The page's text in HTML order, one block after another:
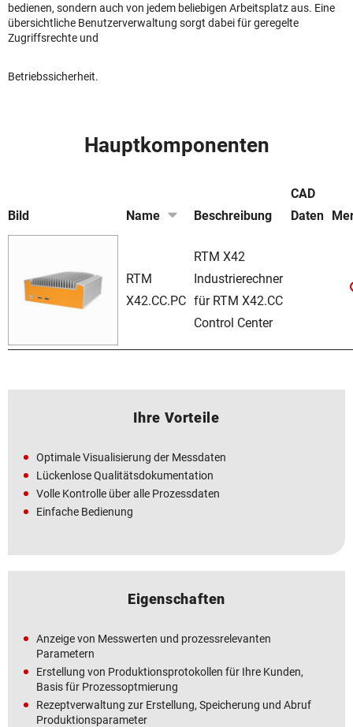
bedienen, sondern auch von jedem beliebigen Arbeitsplatz aus. Eine
übersichtliche Benutzerverwaltung sorgt dabei für geregelte
Zugriffsrechte und
Betriebssicherheit.
Hauptkomponenten
Bild Name Beschreibung
CAD
Daten
RTM
X42.CC.PC
RTM X42
Industrierechner
für RTM X42.CC
Control Center
Ihre Vorteile
Optimale Visualisierung der Messdaten
Lückenlose Qualitätsdokumentation
Volle Kontrolle über alle Prozessdaten
Einfache Bedienung
Eigenschaften
Anzeige von Messwerten und prozessrelevanten
Parametern
Erstellung von Produktionsprotokollen für Ihre Kunden,
Basis für Prozessoptmierung
Rezeptverwaltung zur Erstellung, Speicherung und Abruf
Produktionsparameter